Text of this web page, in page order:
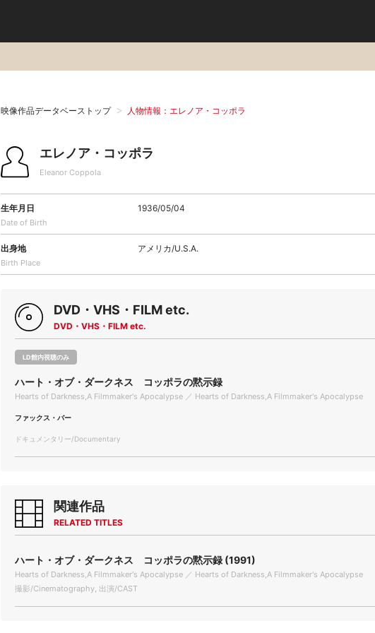
映像作品データベーストップ 人物情報：エレノア・コッポラ
エレノア・コッポラ
Eleanor Coppola
生年月日
Date of Birth
1936/05/04
出身地
Birth Place
アメリカ/U.S.A.
DVD・VHS・FILM etc.
DVD・VHS・FILM etc.
LD館内視聴のみ
ハート・オブ・ダークネス コッポラの黙示録
Hearts of Darkness,A Filmmaker's Apocalypse ／ Hearts of Darkness,A Filmmaker's Apocalypse
ファックス・バー
ドキュメンタリー/Documentary
関連作品
RELATED TITLES
ハート・オブ・ダークネス コッポラの黙示録 (1991)
Hearts of Darkness,A Filmmaker's Apocalypse ／ Hearts of Darkness,A Filmmaker's Apocalypse
撮影/Cinematography, 出演/CAST